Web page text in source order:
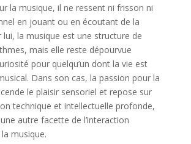
la musique, il ne ressent ni frisson ni
en jouant ou en écoutant de la
lui, la musique est une structure de
mais elle reste dépourvue
pour quelqu’un dont la vie est
Dans son cas, la passion pour la
le plaisir sensoriel et repose sur
technique et intellectuelle profonde,
autre facette de l’interaction
musique.